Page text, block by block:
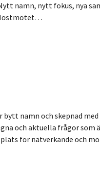
namn, nytt fokus, nya
namn och skepnad
och aktuella frågor
för nätverkande och